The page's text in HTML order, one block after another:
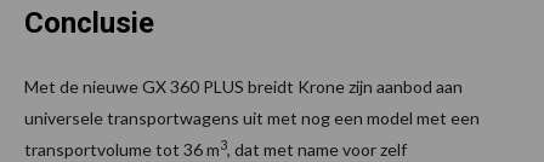
Conclusie
Met de nieuwe GX 360 PLUS breidt Krone zijn aanbod aan
universele transportwagens uit met nog een model met een
transportvolume tot 36 m3, dat met name voor zelf